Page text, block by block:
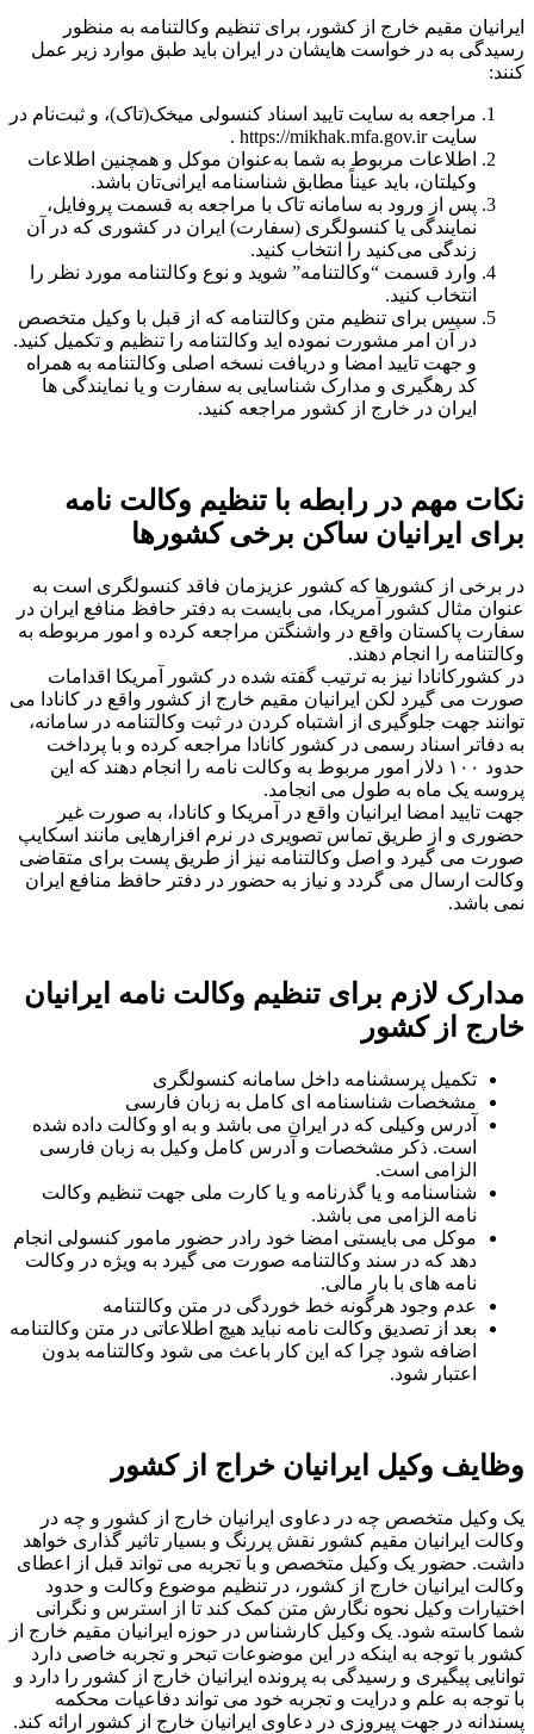
ایرانیان مقیم خارج از کشور، برای تنظیم وکالتنامه به منظور
رسیدگی به در خواست هایشان در ایران باید طبق موارد زیر عمل
کنند:
مراجعه به سایت تایید اسناد کنسولی میخک(تاک)، و ثبت‌نام در
سایت https://mikhak.mfa.gov.ir .
اطلاعات مربوط به شما به‌عنوان موکل و همچنین اطلاعات
وکیلتان، باید عیناً مطابق شناسنامه ایرانی‌تان باشد.
پس از ورود به سامانه تاک با مراجعه به قسمت پروفایل،
نمایندگی یا کنسولگری (سفارت) ایران در کشوری که در آن
زندگی می‌کنید را انتخاب کنید.
وارد قسمت “وکالتنامه” شوید و نوع وکالتنامه مورد نظر را
انتخاب کنید.
سپس برای تنظیم متن وکالتنامه که از قبل با وکیل متخصص
در آن امر مشورت نموده اید وکالتنامه را تنظیم و تکمیل کنید.
و جهت تایید امضا و دریافت نسخه اصلی وکالتنامه به همراه
کد رهگیری و مدارک شناسایی به سفارت و یا نمایندگی ها
ایران در خارج از کشور مراجعه کنید.
نکات مهم در رابطه با تنظیم وکالت نامه
برای ایرانیان ساکن برخی کشورها
در برخی از کشورها که کشور عزیزمان فاقد کنسولگری است به
عنوان مثال کشور آمریکا، می بایست به دفتر حافظ منافع ایران در
سفارت پاکستان واقع در واشنگتن مراجعه کرده و امور مربوطه به
وکالتنامه را انجام دهند.
در کشورکانادا نیز به ترتیب گفته شده در کشور آمریکا اقدامات
صورت می گیرد لکن ایرانیان مقیم خارج از کشور واقع در کانادا می
توانند جهت جلوگیری از اشتباه کردن در ثبت وکالتنامه در سامانه،
به دفاتر اسناد رسمی در کشور کانادا مراجعه کرده و با پرداخت
حدود ۱۰۰ دلار امور مربوط به وکالت نامه را انجام دهند که این
پروسه یک ماه به طول می انجامد.
جهت تایید امضا ایرانیان واقع در آمریکا و کانادا، به صورت غیر
حضوری و از طریق تماس تصویری در نرم افزارهایی مانند اسکایپ
صورت می گیرد و اصل وکالتنامه نیز از طریق پست برای متقاضی
وکالت ارسال می گردد و نیاز به حضور در دفتر حافظ منافع ایران
نمی باشد.
مدارک لازم برای تنظیم وکالت نامه ایرانیان
خارج از کشور
تکمیل پرسشنامه داخل سامانه کنسولگری
مشخصات شناسنامه ای کامل به زبان فارسی
آدرس وکیلی که در ایران می باشد و به او وکالت داده شده
است. ذکر مشخصات و آدرس کامل وکیل به زبان فارسی
الزامی است.
شناسنامه و یا گذرنامه و یا کارت ملی جهت تنظیم وکالت
نامه الزامی می باشد.
موکل می بایستی امضا خود رادر حضور مامور کنسولی انجام
دهد که در سند وکالتنامه صورت می گیرد به ویژه در وکالت
نامه های با بار مالی.
عدم وجود هرگونه خط خوردگی در متن وکالتنامه
بعد از تصدیق وکالت نامه نباید هیچ اطلاعاتی در متن وکالتنامه
اضافه شود چرا که این کار باعث می شود وکالتنامه بدون
اعتبار شود.
وظایف وکیل ایرانیان خراج از کشور
یک وکیل متخصص چه در دعاوی ایرانیان خارج از کشور و چه در
وکالت ایرانیان مقیم کشور نقش پررنگ و بسیار تاثیر گذاری خواهد
داشت. حضور یک وکیل متخصص و با تجربه می تواند قبل از اعطای
وکالت ایرانیان خارج از کشور، در تنظیم موضوع وکالت و حدود
اختیارات وکیل نحوه نگارش متن کمک کند تا از استرس و نگرانی
شما کاسته شود. یک وکیل کارشناس در حوزه ایرانیان مقیم خارج از
کشور با توجه به اینکه در این موضوعات تبحر و تجربه خاصی دارد
توانایی پیگیری و رسیدگی به پرونده ایرانیان خارج از کشور را دارد و
با توجه به علم و درایت و تجربه خود می تواند دفاعیات محکمه
پسندانه در جهت پیروزی در دعاوی ایرانیان خارج از کشور ارائه کند.